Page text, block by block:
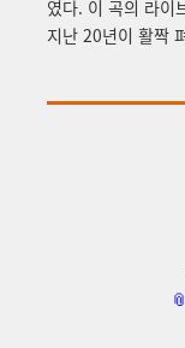
였다. 이 곡의 라이
지난 20년이 활짝
📎